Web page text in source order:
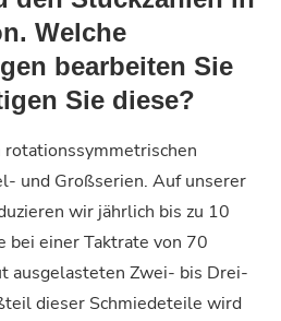
Welche
bearbeiten Sie
Sie diese?
und Großserien. Auf unserer
wir jährlich bis zu 10
bei einer Taktrate von 70
ausgelasteten Zwei- bis Drei-
dieser Schmiedeteile wird